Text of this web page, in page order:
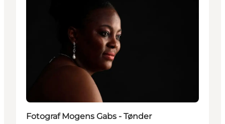
Fotograf Mogens Gabs - Tønder